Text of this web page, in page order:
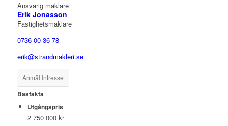
Ansvarig mäklare
Erik Jonasson
Fastighetsmäklare
0736-00 36 78
erik@strandmakleri.se
Anmäl Intresse
Basfakta
Utgångspris
2 750 000 kr